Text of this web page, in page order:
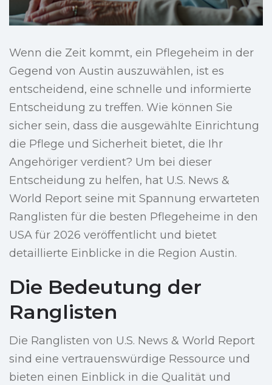
Wenn die Zeit kommt, ein Pflegeheim in der
Gegend von Austin auszuwählen, ist es
entscheidend, eine schnelle und informierte
Entscheidung zu treffen. Wie können Sie
sicher sein, dass die ausgewählte Einrichtung
die Pflege und Sicherheit bietet, die Ihr
Angehöriger verdient? Um bei dieser
Entscheidung zu helfen, hat U.S. News &
World Report seine mit Spannung erwarteten
Ranglisten für die besten Pflegeheime in den
USA für 2026 veröffentlicht und bietet
detaillierte Einblicke in die Region Austin.
Die Bedeutung der
Ranglisten
Die Ranglisten von U.S. News & World Report
sind eine vertrauenswürdige Ressource und
bieten einen Einblick in die Qualität und